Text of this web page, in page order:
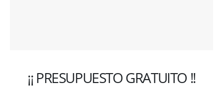
¡¡ PRESUPUESTO GRATUITO !!